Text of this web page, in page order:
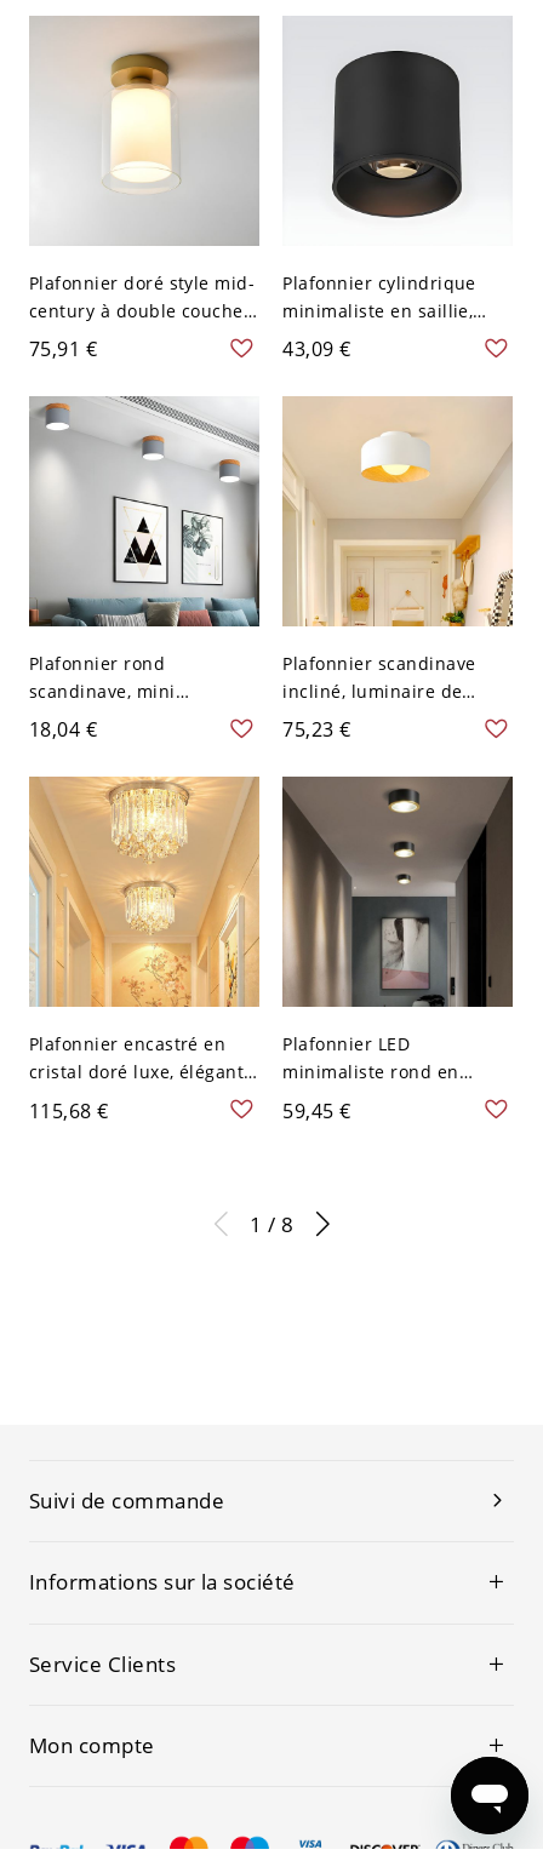
31,75 cm Blanc
V-120 V Cylindre
Plafonnier doré style mid-
century à double couche
en verre pour couloir et
entrée - 110 V-120 V
Cylindre
75,91 €
Plafonnier cylindrique
minimaliste en saillie,
spot LED orientable anti-
éblouissement pour
couloir - Noir 8,89 cm
43,09 €
Plafonnier rond
scandinave, mini
plafonnier encastré 4
bois pour couloir - 110 V-
120 V Gris
18,04 €
Plafonnier scandinave
incliné, luminaire de
plafond en métal avec
chaleureux - Blanc 110 V-
120 V
75,23 €
Plafonnier encastré en
cristal doré luxe, élégant
luminaire de plafond en
gouttes de pluie pour
115,68 €
Plafonnier LED
minimaliste rond en
saillie, spot cylindrique en
aluminium - 110 V-120 V
59,45 €
1 / 8
Suivi de commande
Informations sur la société
Service Clients
Mon compte